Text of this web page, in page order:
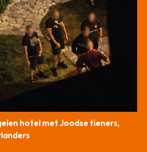
hotel met Joodse tieners,